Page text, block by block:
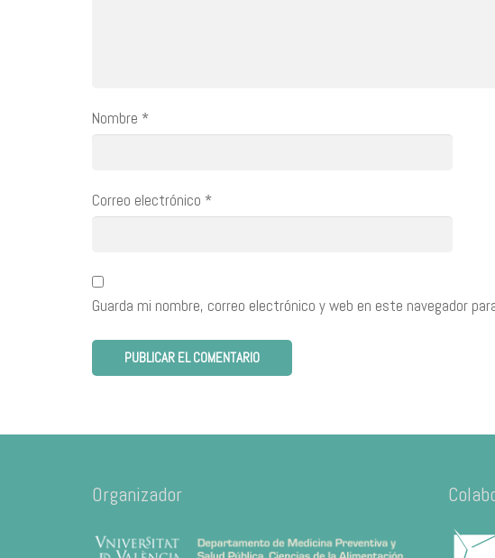
Nombre *
Correo electrónico *
Guarda mi nombre, correo electrónico y web en este navegador
Organizador